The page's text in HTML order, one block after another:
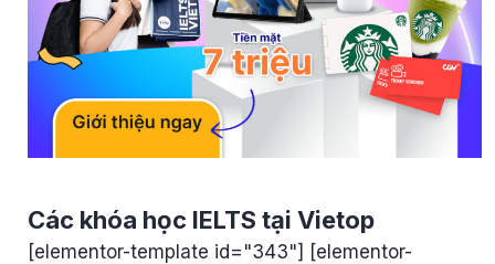
Các khóa học IELTS tại Vietop
[elementor-template id="343"] [elementor-